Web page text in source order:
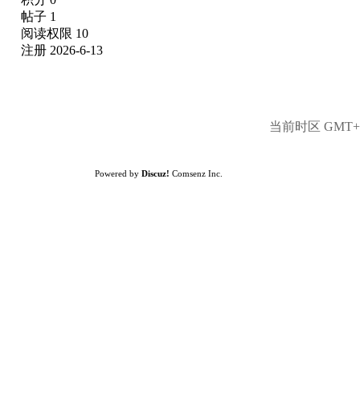
帖子 1
阅读权限 10
注册 2026-6-13
当前时区
Powered by Discuz! Comsenz Inc.